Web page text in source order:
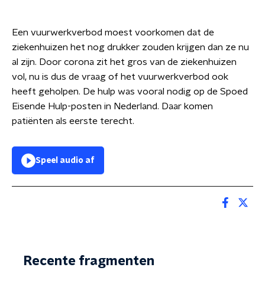
Een vuurwerkverbod moest voorkomen dat de
ziekenhuizen het nog drukker zouden krijgen dan ze nu
al zijn. Door corona zit het gros van de ziekenhuizen
vol, nu is dus de vraag of het vuurwerkverbod ook
heeft geholpen. De hulp was vooral nodig op de Spoed
Eisende Hulp-posten in Nederland. Daar komen
patiënten als eerste terecht.
Speel audio af
Recente fragmenten